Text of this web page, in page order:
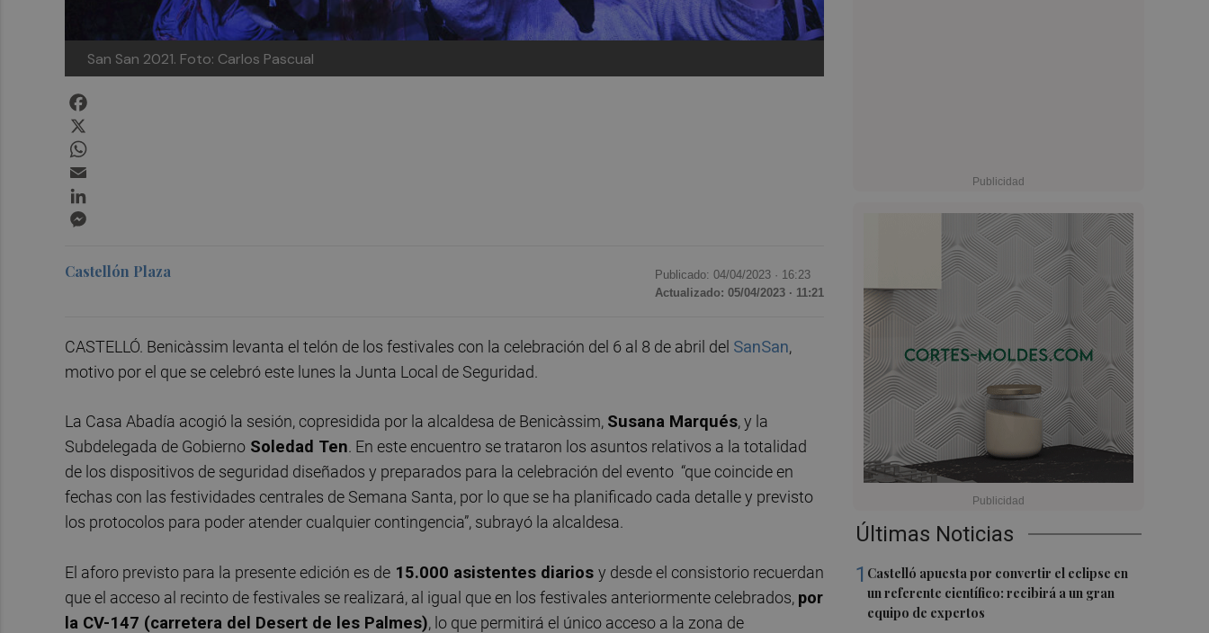
San San 2021. Foto: Carlos Pascual
Últimas Noticias
1 Castelló apuesta por convertir el eclipse en
un referente científico: recibirá a un gran
equipo de expertos
Castellón Plaza Publicado: 04/04/2023 · 16:23
Actualizado: 05/04/2023 · 11:21
CASTELLÓ. Benicàssim levanta el telón de los festivales con la celebración del 6 al 8 de abril del SanSan,
motivo por el que se celebró este lunes la Junta Local de Seguridad.
La Casa Abadía acogió la sesión, copresidida por la alcaldesa de Benicàssim, Susana Marqués, y la
Subdelegada de Gobierno Soledad Ten. En este encuentro se trataron los asuntos relativos a la totalidad
de los dispositivos de seguridad diseñados y preparados para la celebración del evento “que coincide en
fechas con las festividades centrales de Semana Santa, por lo que se ha planificado cada detalle y previsto
los protocolos para poder atender cualquier contingencia”, subrayó la alcaldesa.
El aforo previsto para la presente edición es de 15.000 asistentes diarios y desde el consistorio recuerdan
que el acceso al recinto de festivales se realizará, al igual que en los festivales anteriormente celebrados, por
la CV-147 (carretera del Desert de les Palmes), lo que permitirá el único acceso a la zona de